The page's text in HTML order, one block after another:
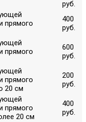
руб.
прямого
400
руб.
прямого
600
руб.
прямого
20 см
200
руб.
прямого
20 см
400
руб.